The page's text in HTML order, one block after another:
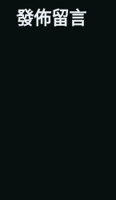
發佈留言